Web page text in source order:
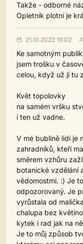
Takže - odborné
Opletník plotní je
21.10.2022 19:02
Ke samotným
jsem trošku v
celou, když už ji tu
Květ topolovky
na samém vršku
i ten už vadne.
V mé bublině lidí je
zahradníků, kteří
směrem vzhůru
botanické vzdělání
vědomostmi. :) Je
odpozorovaný. Je
vyrůstala od
chalupa bez
kytek i rad jak na
Je to můj způsob